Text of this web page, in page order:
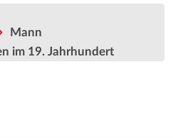
Mann
im 19. Jahrhundert